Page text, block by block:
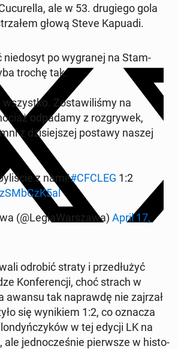
ale w 53. dru­gie­go gola
głową Steve Kapuadi.
nie­do­syt po wy­gra­nej na Stam­
trochę tak.
wszyst­ko. Zo­sta­wi­li­śmy na
od­pa­da­my z roz­gry­wek,
z dzi­siej­szej postawy naszej
z nami!#CFCLEG 1:2
(@Le­gia­War­sza­wa) April 17,
odrobić straty i prze­dłu­żyć
Kon­fe­ren­cji, choć strach w
awansu tak na­praw­dę nie zajrzał
się wy­ni­kiem 1:2, co oznacza
w tej edycji LK na
ale jed­no­cze­śnie pierw­sze w hi­sto­